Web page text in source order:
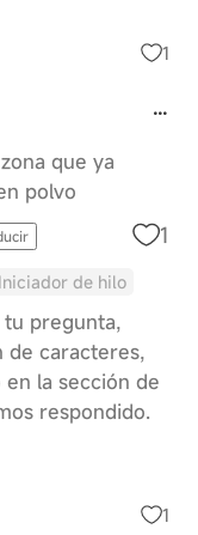
1
que ya
polvo
1
Iniciador de hilo
tu pregunta,
de caracteres,
la sección de
respondido.
1